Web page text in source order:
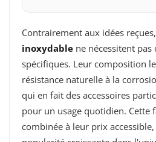
Contrairement aux idées
inoxydable ne nécessitent
spécifiques. Leur composition
résistance naturelle à la
qui en fait des accessoires
pour un usage quotidien. Cette
combinée à leur prix